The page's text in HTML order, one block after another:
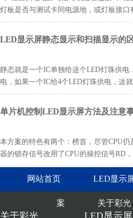
灯板是否与测试卡同电源地，或灯板接
LED显示屏静态显示和扫描显示的
静态就是一个IC单独给这个LED灯珠供
电，如果一个IC给4个LED灯珠供电，这就
单片机控制LED显示屏方法及注意
本方案的特色有两个：榜首，尽管CPU
器的锁存信号改用了CPU的操控信号RD
网站首页 LED显示
案 关于彩光
关于彩光 LED显示屏